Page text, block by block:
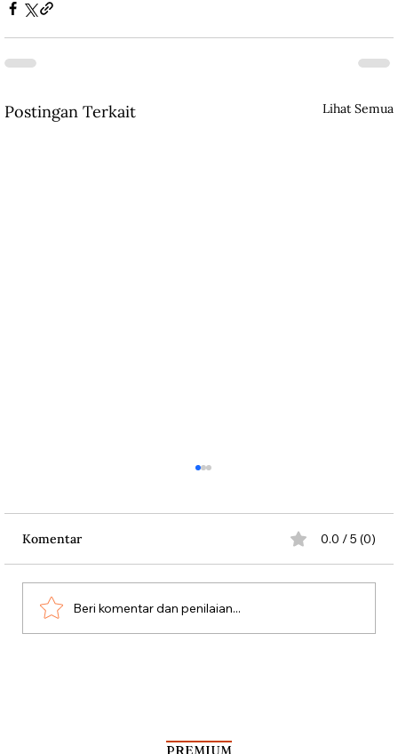
Postingan Terkait Lihat Semua
Komentar 0.0 / 5 (0)
Beri komentar dan penilaian...
PREMIUM